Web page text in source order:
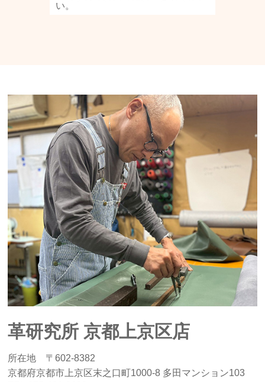
い。
革研究所 京都上京区店
所在地 〒602-8382
京都府京都市上京区末之口町1000-8 多田マンション103